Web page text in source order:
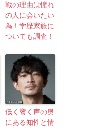
戦の理由は憧れ
の人に会いたい
為！学歴家族に
ついても調査！
低く響く声の奥
にある知性と情